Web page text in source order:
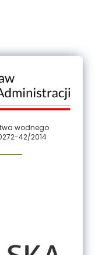
wodnego
42/2014